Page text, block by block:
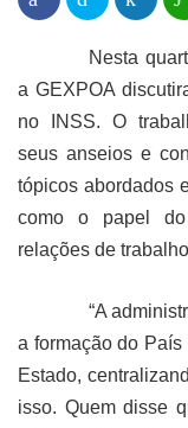
Nesta
a GEXPOA
no INSS. O
seus anseios e
tópicos abordados
como o papel
relações de
“A
a formação do
Estado,
isso. Quem disse